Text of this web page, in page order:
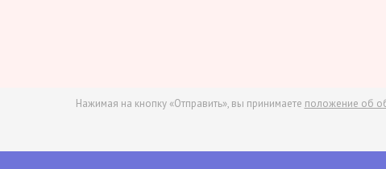
Нажимая на кнопку «Отправить», вы принимаете положение об